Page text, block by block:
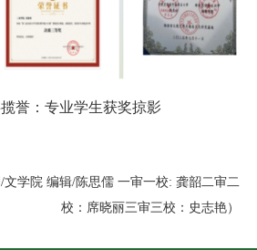
誉：专业学生获奖掠影
/文学院 编辑/陈思儒 一审一校: 龚韶二审二
校：席晓丽三审三校：史志艳）